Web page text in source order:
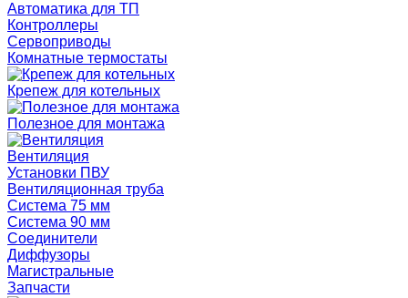
Автоматика для ТП
Контроллеры
Сервоприводы
Комнатные термостаты
Крепеж для котельных
Полезное для монтажа
Вентиляция
Установки ПВУ
Вентиляционная труба
Система 75 мм
Система 90 мм
Соединители
Диффузоры
Магистральные
Запчасти